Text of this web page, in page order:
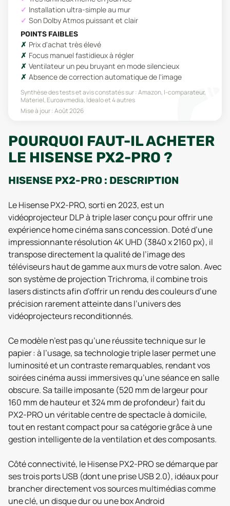
Installation ultra-simple au mur
Son Dolby Atmos puissant et clair
POINTS FAIBLES
Prix d'achat très élevé
Focus manuel fastidieux à régler
Ventilateur un peu bruyant en mode silencieux
Absence de correction automatique de l'image
Synthèse des tests et avis constatés sur :Amazon, I-comparateur,
Materiel, Euroavmedia, Idealoet 4 autres
Mise à jour :Août 2026
POURQUOI FAUT-IL ACHETER
LE HISENSE PX2-PRO ?
HISENSE PX2-PRO : DESCRIPTION
Le Hisense PX2-PRO, sorti en 2023, est un
vidéoprojecteur DLP à triple laser conçu pour offrir une
expérience home cinéma sans concession. Doté d’une
impressionnante résolution 4K UHD (3840 x 2160 px), il
transpose directement la qualité de l’image des
téléviseurs haut de gamme aux murs de votre salon. Avec
son système de projection Trichroma, il combine trois
lasers distincts afin d’offrir un rendu des couleurs d’une
précision rarement atteinte dans l’univers des
vidéoprojecteurs reconditionnés.
Ce modèle n’est pas qu’une réussite technique sur le
papier : à l’usage, sa technologie triple laser permet une
luminosité et un contraste remarquables, rendant vos
soirées cinéma aussi immersives qu’une séance en salle
obscure. Sa taille imposante (520 mm de largeur pour
160 mm de hauteur et 324 mm de profondeur) fait du
PX2-PRO un véritable centre de spectacle à domicile,
tout en restant compact pour sa catégorie grâce à une
gestion intelligente de la ventilation et des composants.
Côté connectivité, le Hisense PX2-PRO se démarque par
ses trois ports USB (dont une prise USB 2.0), idéaux pour
brancher directement vos sources multimédias comme
une clé, un disque dur ou une box Android